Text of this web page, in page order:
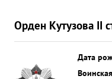
Орден Кутузова II
Дата